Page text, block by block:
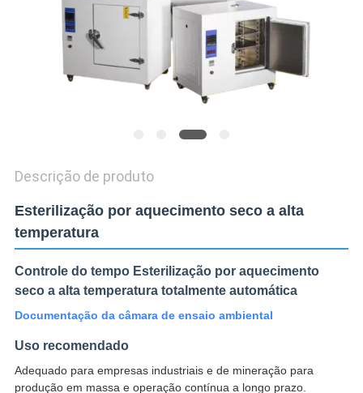
PRIVACY
POLICY
Descrição de produto
Esterilização por aquecimento seco a alta
temperatura
Controle do tempo Esterilização por aquecimento
seco a alta temperatura totalmente automática
Documentação da câmara de ensaio ambiental
Uso recomendado
Adequado para empresas industriais e de mineração para
produção em massa e operação contínua a longo prazo.